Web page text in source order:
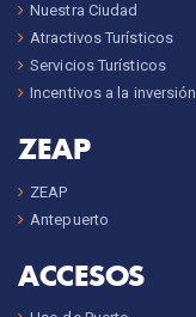
Nuestra Ciudad
Atractivos Turísticos
Servicios Turísticos
Incentivos a la inversión
ZEAP
ZEAP
Antepuerto
ACCESOS